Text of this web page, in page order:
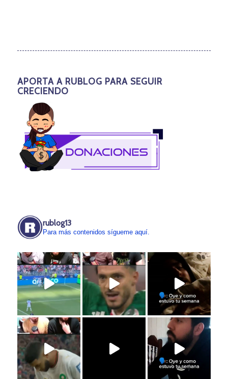
APORTA A RUBLOG PARA SEGUIR
CRECIENDO
rublog13
Para más contenidos sígueme aquí.